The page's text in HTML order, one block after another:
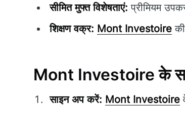
सीमित मुफ्त विशेषताएं: प्रीमियम
शिक्षण वक्र: Mont Investoire
Mont Investoire के
साइन अप करें: Mont Investoire